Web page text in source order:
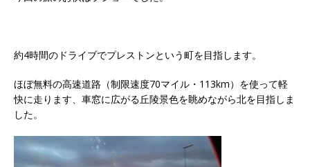
約4時間のドライブでプレストンという町を目指します。
ほぼ無料の高速道路（制限速度70マイル・113km）を使って軽
快に走ります、車窓に広がる丘陵景色を眺めながら北を目指しま
した。